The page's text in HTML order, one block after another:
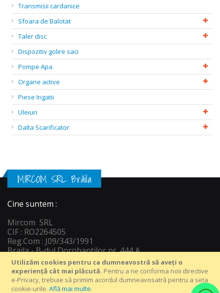
Utilizăm cookies pentru ca dumneavostră să aveți o
experiență cât mai plăcută. Pentru a ne conforma noii directive
e-Privacy, trebuie să primim acordul dumneavosatră pentru a seta
cookie-urile. Află mai multe.
Transmisii cardanice
Sfoara de Balotat
Taler disc
Dispozitiv golire saci
Pompe Apa
Organe active
Piese Irigatii
Uleiuri
Dalta Scarificator
MIRCOM SRL Brăila
Cine suntem :
Mircom SRL
CIF : RO2264505
Reg.Com : J09/343/1991
Braila - B-dul Dorobantilor nr. 444 A
Informatii contact :
Tel : +40 239 649 816
Email: vanzari@depozitagro.ro
WatsApp : +40 758 55 22 33